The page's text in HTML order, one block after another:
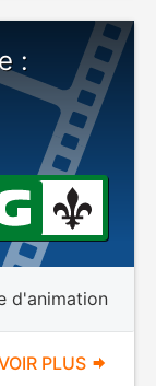
:
d'animation
PLUS